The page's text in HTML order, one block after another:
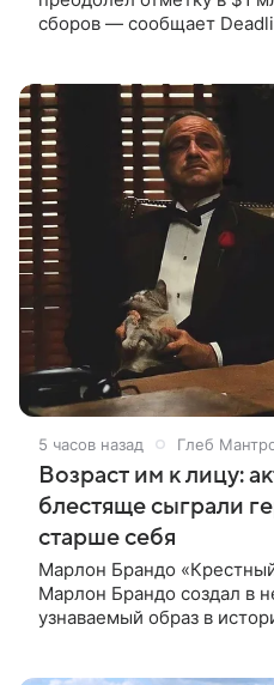
сборов — сообщает
5 часов назад Глеб
Возраст им к лицу:
блестяще сыграли
старше себя
Марлон Брандо
Марлон Брандо создал в
узнаваемый образ в